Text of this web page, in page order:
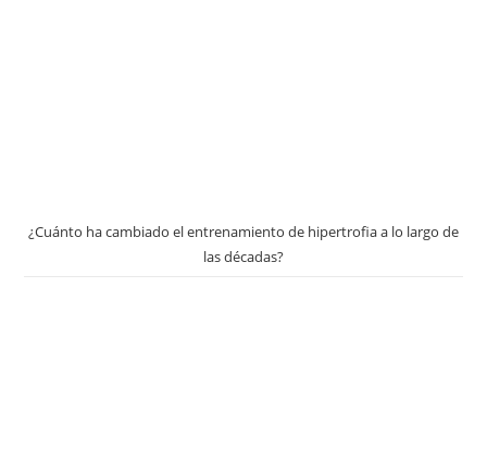
¿Cuánto ha cambiado el entrenamiento de hipertrofia a lo largo de
las décadas?